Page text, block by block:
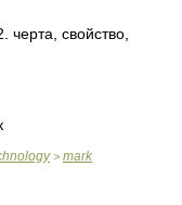
черта, свойство,
> mark